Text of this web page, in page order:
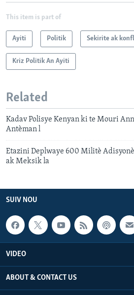
This item is part of
Ayiti Politik Sekirite ak
Kriz Politik An Ayiti
Related
Kadav Polisye Kenyan ki te Mouri
Antèman l
Etazini Deplwaye 600 Militè
ak Meksik la
SUIV NOU
VIDEO
ABOUT & CONTACT US